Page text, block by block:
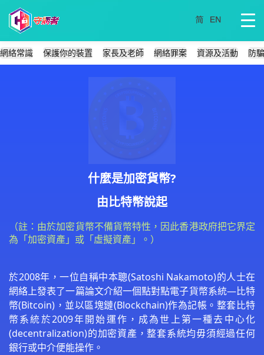
網絡常識 保護你的裝置 家長及老師 網絡罪案 資源及活動 防
什麼是加密貨幣?
由比特幣說起
（註：由於加密貨幣不備貨幣特性，因此香港政府把它界定
為「加密資產」或「虛擬資產」。）
於2008年，一位自稱中本聰(Satoshi Nakamoto)的人士在
網絡上發表了一篇論文介紹一個點對點電子貨幣系統—比特
幣(Bitcoin)，並以區塊鏈(Blockchain)作為記帳。整套比特
幣系統於2009年開始運作，成為世上第一種去中心化
(decentralization)的加密資產，整套系統均毋須經過任何
銀行或中介便能操作。